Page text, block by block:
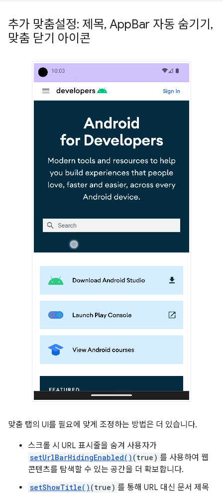
추가 맞춤설정: 제목, AppBar 자동 숨기기 ,
맞춤 닫기 아이콘
맞춤 탭의 UI를 필요에 맞게 조정하는 방법은 더 있습니다.
스크롤 시 URL 표시줄을 숨겨 사용자가
setUrlBarHidingEnabled() (true) 를 사용하여 웹
콘텐츠를 탐색할 수 있는 공간을 더 확보합니다.
setShowTitle() (true) 를 통해 URL 대신 문서 제목